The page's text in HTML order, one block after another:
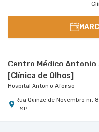
Centro Médico
[Clínica de Olhos]
Hospital Antônio Afonso
Rua Quinze de Novembro nr.
- SP